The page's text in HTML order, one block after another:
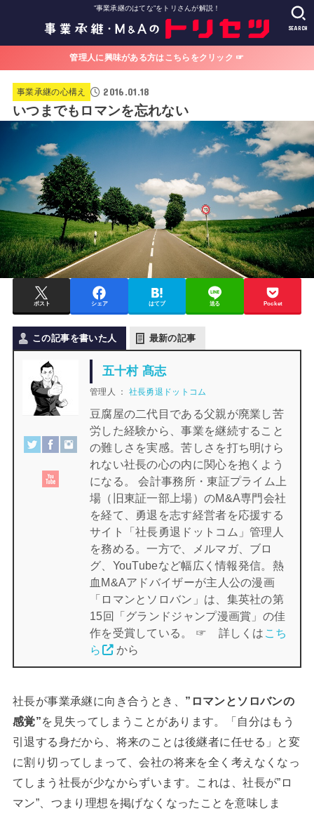
”事業承継のはてな”をトリさんが解説！
SEARCH
管理人に興味がある方はこちらをクリック ☞
事業承継の心構え 2016.01.18
いつまでもロマンを忘れない
ポスト シェア はてブ 送る Pocket
この記事を書いた人 最新の記事
五十村 髙志
管理人 ： 社長勇退ドットコム
豆腐屋の二代目である父親が廃業し苦
労した経験から、事業を継続すること
の難しさを実感。苦しさを打ち明けら
れない社長の心の内に関心を抱くよう
になる。 会計事務所・東証プライム上
場（旧東証一部上場）のM&A専門会社
を経て、勇退を志す経営者を応援する
サイト「社長勇退ドットコム」管理人
を務める。一方で、メルマガ、ブロ
グ、YouTubeなど幅広く情報発信。熱
血M&Aアドバイザーが主人公の漫画
「ロマンとソロバン」は、集英社の第
15回「グランドジャンプ漫画賞」の佳
作を受賞している。 ☞ 詳しくは こち
ら
から
社長が事業承継に向き合うとき、 ”ロマンとソロバンの
感覚”を見失ってしまうことがあります。「自分はもう
引退する身だから、将来のことは後継者に任せる」と変
に割り切ってしまって、会社の将来を全く考えなくなっ
てしまう社長が少なからずいます。これは、社長が”ロ
マン”、つまり理想を掲げなくなったことを意味しま